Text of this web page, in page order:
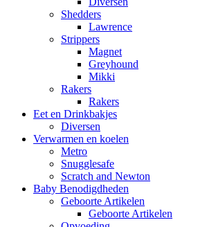
Shedders
Lawrence
Strippers
Magnet
Greyhound
Mikki
Rakers
Rakers
Eet en Drinkbakjes
Diversen
Verwarmen en koelen
Metro
Snugglesafe
Scratch and Newton
Baby Benodigdheden
Geboorte Artikelen
Geboorte Artikelen